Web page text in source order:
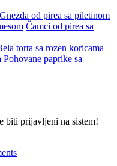
Gnezda od pirea sa piletinom
Čamci od pirea sa
torta sa rozen koricama
Pohovane paprike sa
biti prijavljeni na sistem!